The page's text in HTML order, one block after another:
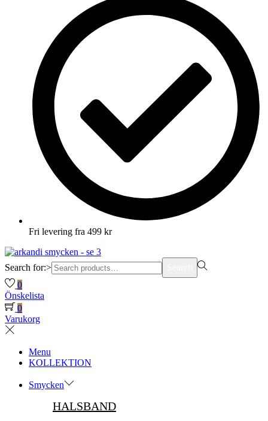
Fri levering fra 499 kr
Search for:>
0
Önskelista
0
Varukorg
Menu
KOLLEKTION
Smycken
HALSBAND